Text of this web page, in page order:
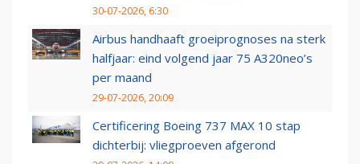
30-07-2026, 6:30
Airbus handhaaft groeiprognoses na sterk
halfjaar: eind volgend jaar 75 A320neo’s
per maand
29-07-2026, 20:09
Certificering Boeing 737 MAX 10 stap
dichterbij: vliegproeven afgerond